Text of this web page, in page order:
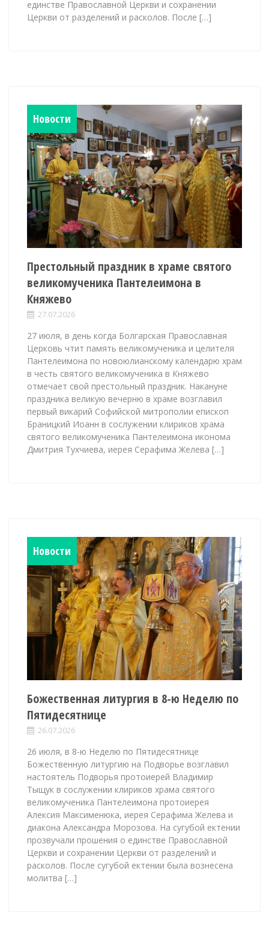
единстве Православной Церкви и сохранении
Церкви от разделений и расколов. После […]
Новости
Престольный праздник в храме святого
великомученика Пантелеимона в
Княжево
27.07.2026
27 июля, в день когда Болгарская Православная
Церковь чтит память великомученика и целителя
Пантелеимона по новоюлианскому календарю храм
в честь святого великомученика в Княжево
отмечает свой престольный праздник. Накануне
праздника великую вечерню в храме возглавил
первый викарий Софийской митрополии епископ
Браницкий Иоанн в сослужении клириков храма
святого великомученика Пантелеимона иконома
Дмитрия Тухчиева, иерея Серафима Желева […]
Новости
Божественная литургия в 8-ю Неделю по
Пятидесятнице
26.07.2026
26 июля, в 8-ю Неделю по Пятидесятнице
Божественную литургию на Подворье возглавил
настоятель Подворья протоиерей Владимир
Тыщук в сослужении клириков храма святого
великомученика Пантелеимона протоиерея
Алексия Максименюка, иерея Серафима Желева и
диакона Александра Морозова. На сугубой ектении
прозвучали прошения о единстве Православной
Церкви и сохранении Церкви от разделений и
расколов. После сугубой ектении была вознесена
молитва […]